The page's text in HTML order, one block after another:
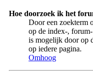
Hoe doorzoek ik het
Door een zoekterm
op de index-,
is mogelijk door op
op iedere pagina.
Omhoog